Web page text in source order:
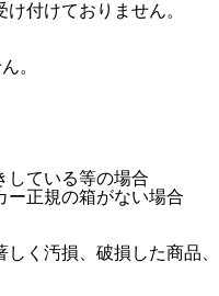
付けておりません。
。
している等の場合
ー正規の箱がない場合
く汚損、破損した商品、